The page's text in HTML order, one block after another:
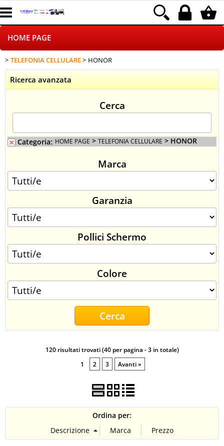
HOME PAGE
CHI SIAMO
LOGISTICA
NEGOZI ON LINE
DROPSHIPPING
SINCRONIZZATI CON NOI
SPEDIZIONI
PAGAMENTI
TELEFONIA CELLULARE HONOR
Ricerca avanzata
Cerca
Categoria: HOME PAGE > TELEFONIA CELLULARE > HONOR
Marca
Garanzia
Pollici Schermo
Colore
120 risultati trovati (40 per pagina - 3 in totale)
1
2 3 Avanti »
Ordina per: